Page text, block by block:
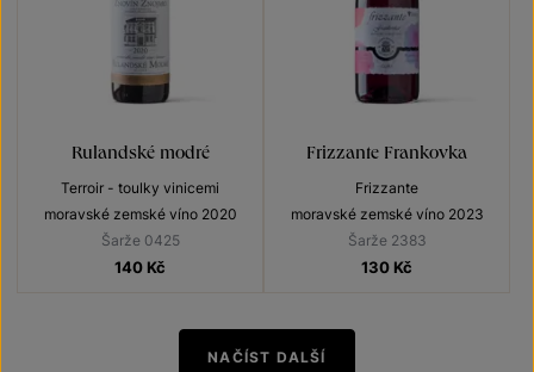
Rulandské modré
Terroir - toulky vinicemi
moravské zemské víno 2020
Šarže 0425
140 Kč
Frizzante Frankovka
Frizzante
moravské zemské víno 2023
Šarže 2383
130 Kč
NAČÍST DALŠÍ